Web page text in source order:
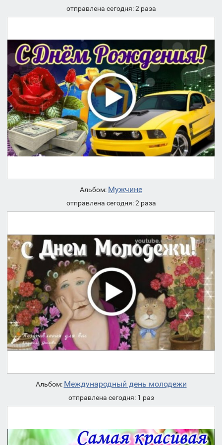
отправлена сегодня: 2 раза
Альбом: Мужчине
отправлена сегодня: 2 раза
Альбом: Международный день молодежи
отправлена сегодня: 1 раз